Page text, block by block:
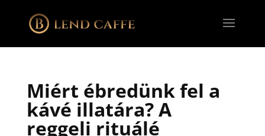
Miért ébredünk fel a
kávé illatára? A
reggeli rituálé